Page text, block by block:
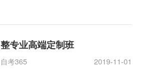
整专业高端定制班
自考365 2019-11-01